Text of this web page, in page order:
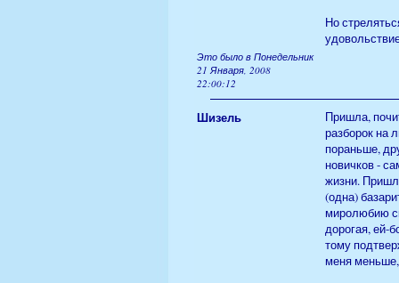
Но
Это было в Понедельник
21 Января, 2008
22:00:12
Шизель
Пришла,
разборок на
пораньше,
новичков -
жизни.
(одна)
миролюбию
дорогая, ей-
тому
меня